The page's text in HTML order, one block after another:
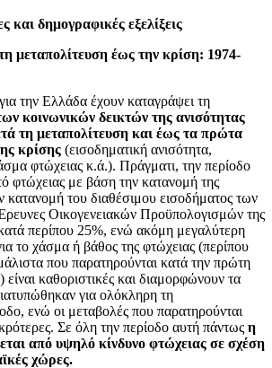
και δημογραφικές εξελίξεις
μεταπολίτευση έως την κρίση: 1974-
την Ελλάδα έχουν καταγράψει τη
κοινωνικών δεικτών της ανισότητας
τη μεταπολίτευση και έως τα πρώτα
κρίσης (εισοδηματική ανισότητα,
φτώχειας κ.ά.). Πράγματι, την περίοδο
φτώχειας με βάση την κατανομή της
κατανομή του διαθέσιμου εισοδήματος των
Οικογενειακών Προϋπολογισμών της
περίπου 25%, ενώ ακόμη μεγαλύτερη
το χάσμα ή βάθος της φτώχειας (περίπου
που παρατηρούνται κατά την πρώτη
καθοριστικές και διαμορφώνουν τα
για ολόκληρη τη
ενώ οι μεταβολές που παρατηρούνται
Σε όλη την περίοδο αυτή πάντως η
από υψηλό κίνδυνο φτώχειας σε σχέση
χώρες.